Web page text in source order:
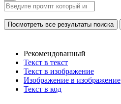
Посмотреть все результаты поиска
Рекомендованный
Текст в текст
Текст в изображение
Изображение в изображение
Текст в код